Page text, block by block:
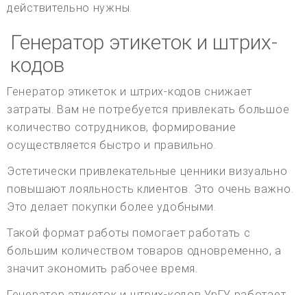
действительно нужны.
Генератор этикеток и штрих-
кодов
Генератор этикеток и штрих-кодов снижает
затраты. Вам не потребуется привлекать большое
количество сотрудников, формирование
осуществляется быстро и правильно.
Эстетически привлекательные ценники визуально
повышают лояльность клиентов. Это очень важно.
Это делает покупки более удобными.
Такой формат работы помогает работать с
большим количеством товаров одновременно, а
значит экономить рабочее время.